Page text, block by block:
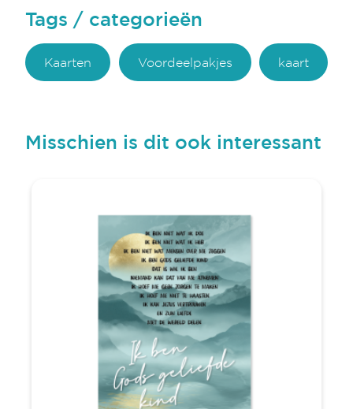
Tags / categorieën
Kaarten Voordeelpakjes kaart
Misschien is dit ook interessant